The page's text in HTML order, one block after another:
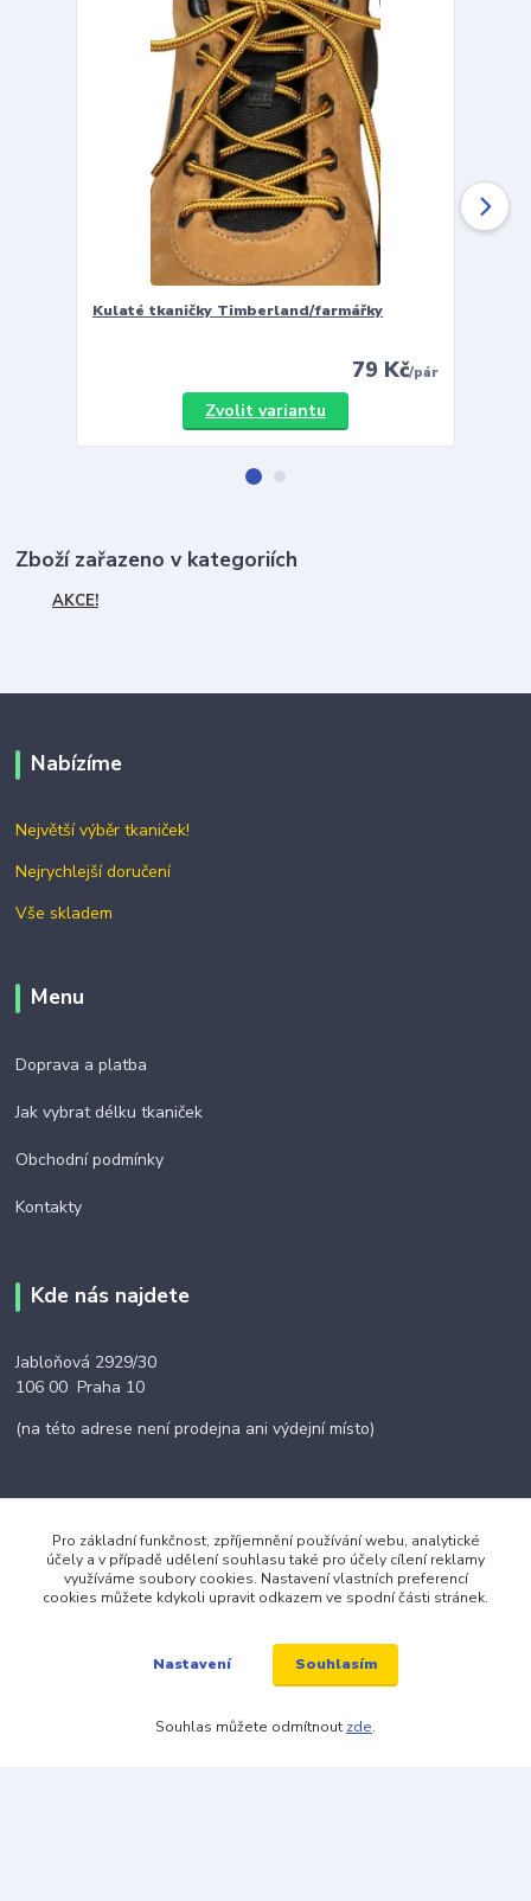
Kulaté tkaničky Timberland/farmářky
79 Kč/pár
Zvolit variantu
Zboží zařazeno v kategoriích
AKCE!
Nabízíme
Největší výběr tkaniček!
Nejrychlejší doručení
Vše skladem
Menu
Doprava a platba
Jak vybrat délku tkaniček
Obchodní podmínky
Kontakty
Kde nás najdete
Jabloňová 2929/30
106 00 Praha 10
(na této adrese není prodejna ani výdejní místo)
Kontakty
objednavky@zavazuj.cz
Pro základní funkčnost, zpříjemnění používání webu, analytické
účely a v případě udělení souhlasu také pro účely cílení reklamy
využíváme soubory cookies. Nastavení vlastních preferencí
cookies můžete kdykoli upravit odkazem ve spodní části stránek.
Nastavení Souhlasím
Souhlas můžete odmítnout zde.